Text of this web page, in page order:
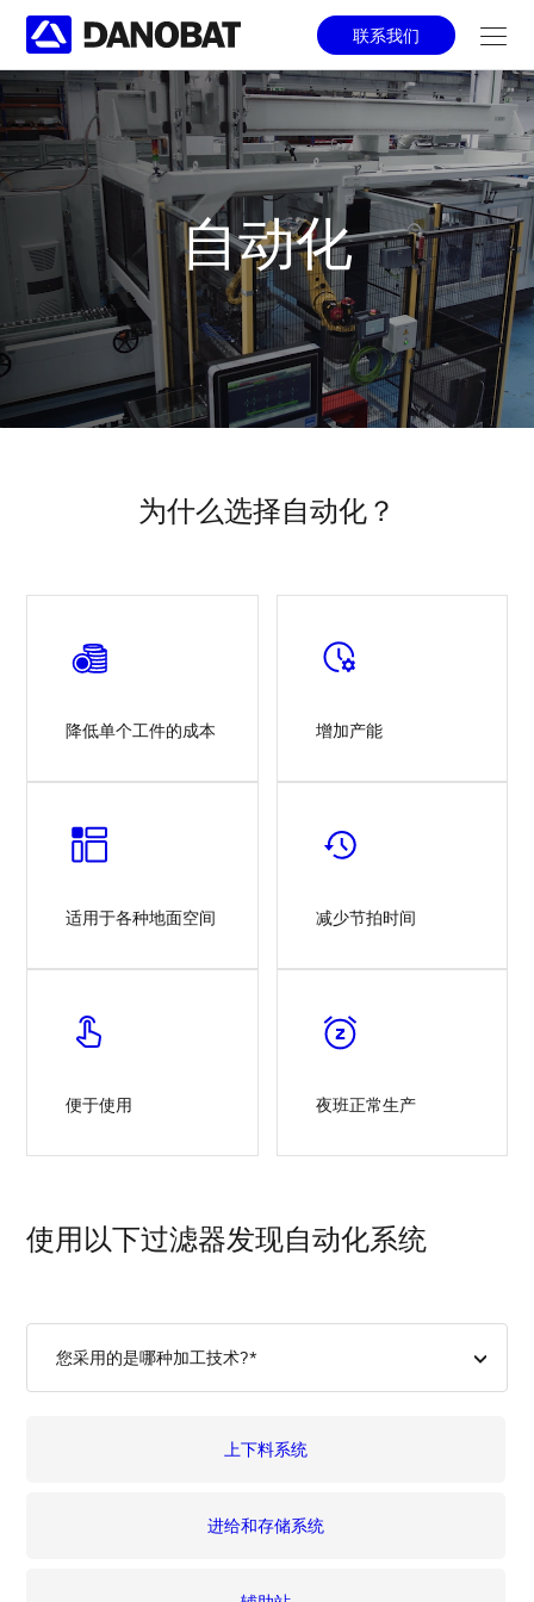
Skip to main content
联系我们
自动化
为什么选择自动化？
Image
降低单个工件的成本
Image
增加产能
Image
适用于各种地面空间
Image
减少节拍时间
Image
便于使用
Image
夜班正常生产
使用以下过滤器发现自动化系统
您采用的是哪种加工技术?*
上下料系统
进给和存储系统